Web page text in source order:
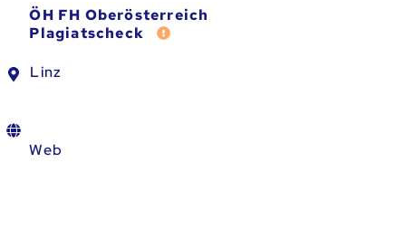
ÖH FH Oberösterreich
Plagiatscheck
Fehler melden
Linz
Web